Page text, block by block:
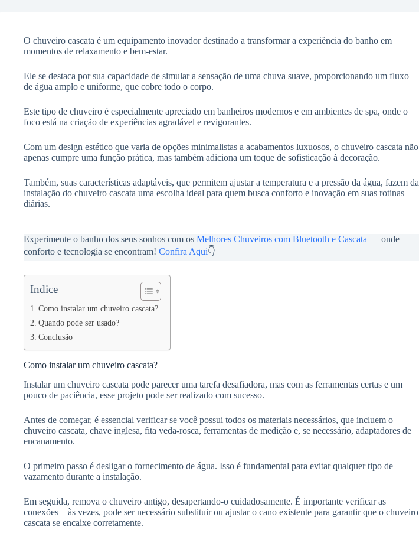
O chuveiro cascata é um equipamento inovador destinado a transformar a experiência do banho em
momentos de relaxamento e bem-estar.
Ele se destaca por sua capacidade de simular a sensação de uma chuva suave, proporcionando um fluxo
de água amplo e uniforme, que cobre todo o corpo.
Este tipo de chuveiro é especialmente apreciado em banheiros modernos e em ambientes de spa, onde o
foco está na criação de experiências agradável e revigorantes.
Com um design estético que varia de opções minimalistas a acabamentos luxuosos, o chuveiro cascata não
apenas cumpre uma função prática, mas também adiciona um toque de sofisticação à decoração.
Também, suas características adaptáveis, que permitem ajustar a temperatura e a pressão da água, fazem da
instalação do chuveiro cascata uma escolha ideal para quem busca conforto e inovação em suas rotinas
diárias.
Experimente o banho dos seus sonhos com os Melhores Chuveiros com Bluetooth e Cascata — onde
conforto e tecnologia se encontram! Confira Aqui👇
Indice
Como instalar um chuveiro cascata?
Quando pode ser usado?
Conclusão
Como instalar um chuveiro cascata?
Instalar um chuveiro cascata pode parecer uma tarefa desafiadora, mas com as ferramentas certas e um
pouco de paciência, esse projeto pode ser realizado com sucesso.
Antes de começar, é essencial verificar se você possui todos os materiais necessários, que incluem o
chuveiro cascata, chave inglesa, fita veda-rosca, ferramentas de medição e, se necessário, adaptadores de
encanamento.
O primeiro passo é desligar o fornecimento de água. Isso é fundamental para evitar qualquer tipo de
vazamento durante a instalação.
Em seguida, remova o chuveiro antigo, desapertando-o cuidadosamente. É importante verificar as
conexões – às vezes, pode ser necessário substituir ou ajustar o cano existente para garantir que o chuveiro
cascata se encaixe corretamente.